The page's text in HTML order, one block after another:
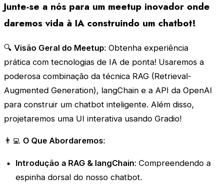
Junte-se a nós para um meetup inovador onde
daremos vida à IA construindo um chatbot!
🔍 Visão Geral do Meetup: Obtenha experiência
prática com tecnologias de IA de ponta! Usaremos a
poderosa combinação da técnica RAG (Retrieval-
Augmented Generation), langChain e a API da OpenAI
para construir um chatbot inteligente. Além disso,
projetaremos uma UI interativa usando Gradio!
👨‍💻 O Que Abordaremos:
Introdução a RAG & langChain: Compreendendo a
espinha dorsal do nosso chatbot.